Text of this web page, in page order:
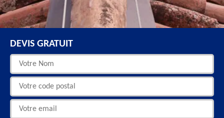
DEVIS GRATUIT